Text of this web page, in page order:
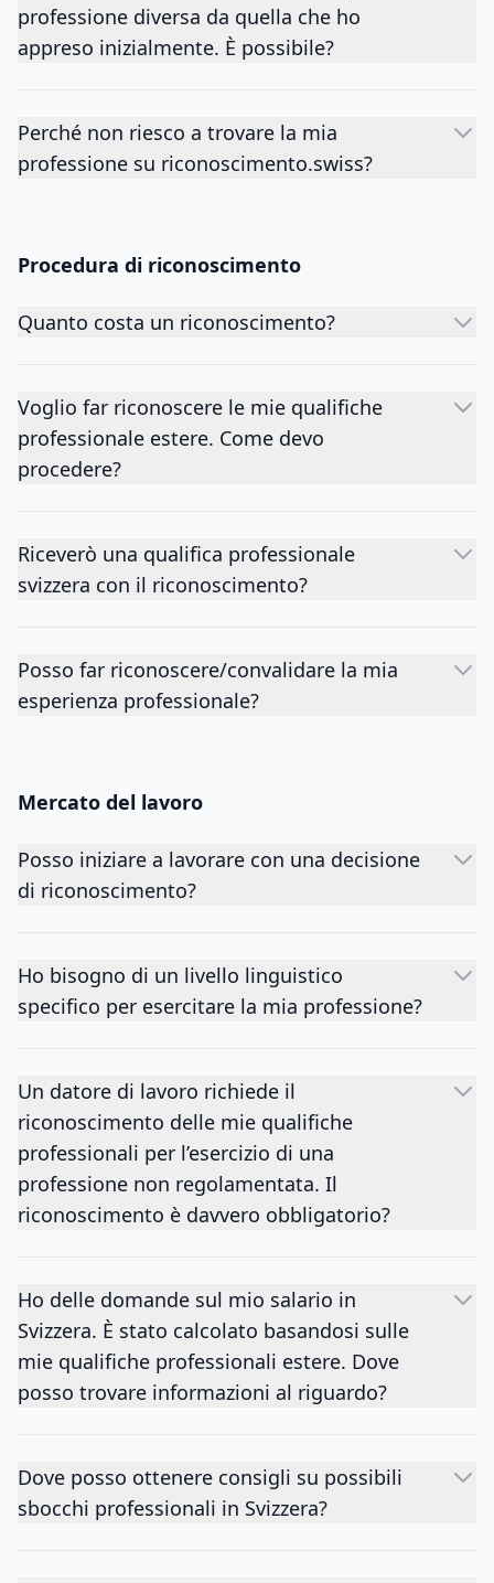
professione diversa da quella che ho
appreso inizialmente. È possibile?
Perché non riesco a trovare la mia
professione su riconoscimento.swiss?
Procedura di riconoscimento
Quanto costa un riconoscimento?
Voglio far riconoscere le mie qualifiche
professionale estere. Come devo
procedere?
Riceverò una qualifica professionale
svizzera con il riconoscimento?
Posso far riconoscere/convalidare la mia
esperienza professionale?
Mercato del lavoro
Posso iniziare a lavorare con una decisione
di riconoscimento?
Ho bisogno di un livello linguistico
specifico per esercitare la mia professione?
Un datore di lavoro richiede il
riconoscimento delle mie qualifiche
professionali per l’esercizio di una
professione non regolamentata. Il
riconoscimento è davvero obbligatorio?
Ho delle domande sul mio salario in
Svizzera. È stato calcolato basandosi sulle
mie qualifiche professionali estere. Dove
posso trovare informazioni al riguardo?
Dove posso ottenere consigli su possibili
sbocchi professionali in Svizzera?